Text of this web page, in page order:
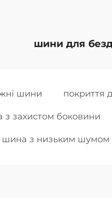
шини для
шини покриття
захистом боковини
з низьким шумом